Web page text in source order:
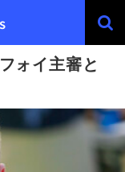
ォイ主審と